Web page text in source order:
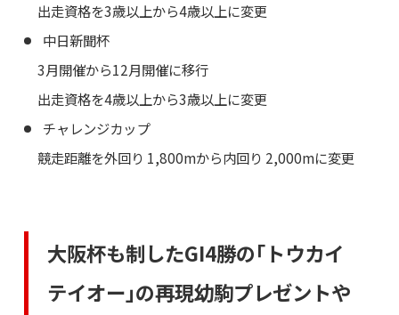
出走資格を3歳以上から4歳以上に変更
中日新聞杯
3月開催から12月開催に移行
出走資格を4歳以上から3歳以上に変更
チャレンジカップ
競走距離を外回り 1,800mから内回り 2,000mに変更
大阪杯も制したGI4勝の｢トウカイ
テイオー｣の再現幼駒プレゼントや